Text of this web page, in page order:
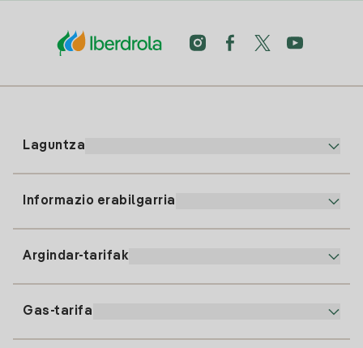
Laguntza
91 919 52 73
clientes@tuiberdrola.es
Informazio erabilgarria
Argindar-tarifak
Gas-tarifa